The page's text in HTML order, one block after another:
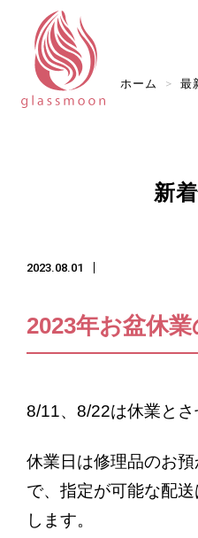
修理実例
実店舗の
お問い合
最新情報
ブログ
ホーム > 最
新
2023.08.01
2023年お盆休
8/11、8/22は休業とさ
休業日は修理品のお
で、指定が可能な配
します。